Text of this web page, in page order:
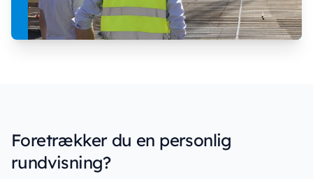
Foretrækker du en personlig
rundvisning?